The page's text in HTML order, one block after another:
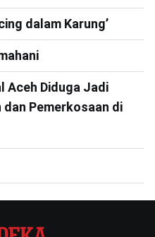
dalam Karung’
Aceh Diduga Jadi
Pemerkosaan di